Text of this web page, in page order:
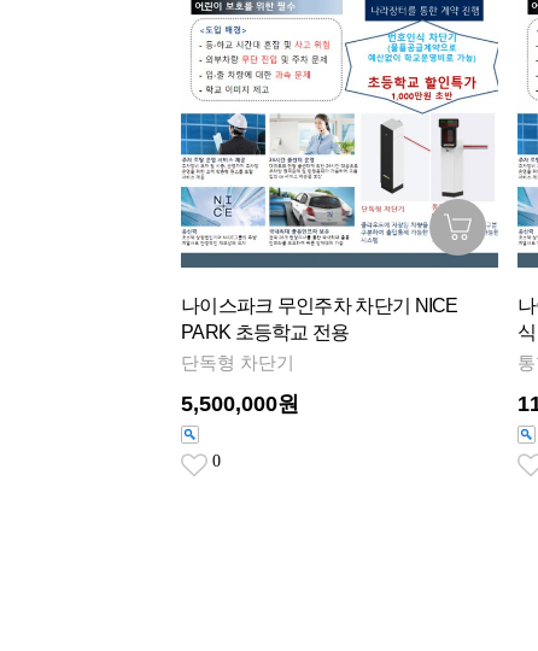
나이스파크 무인주차 차단기 NICE
PARK 초등학교 전용
단독형 차단기
5,500,000원
0